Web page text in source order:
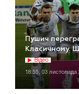
Пушич
Класичному.
Відео
18:55, 03